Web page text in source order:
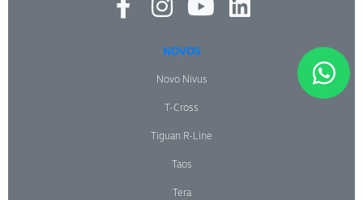
NOVOS
Novo Nivus
T-Cross
Tiguan R-Line
Taos
Tera